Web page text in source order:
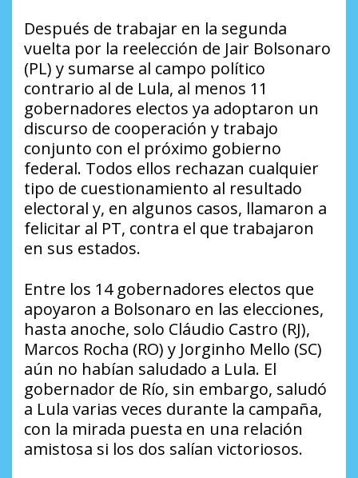
Después de trabajar en la segunda
vuelta por la reelección de Jair Bolsonaro
(PL) y sumarse al campo político
contrario al de Lula, al menos 11
gobernadores electos ya adoptaron un
discurso de cooperación y trabajo
conjunto con el próximo gobierno
federal. Todos ellos rechazan cualquier
tipo de cuestionamiento al resultado
electoral y, en algunos casos, llamaron a
felicitar al PT, contra el que trabajaron
en sus estados.
Entre los 14 gobernadores electos que
apoyaron a Bolsonaro en las elecciones,
hasta anoche, solo Cláudio Castro (RJ),
Marcos Rocha (RO) y Jorginho Mello (SC)
aún no habían saludado a Lula. El
gobernador de Río, sin embargo, saludó
a Lula varias veces durante la campaña,
con la mirada puesta en una relación
amistosa si los dos salían victoriosos.